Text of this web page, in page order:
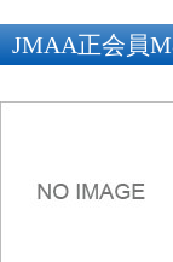
JMAA正会員